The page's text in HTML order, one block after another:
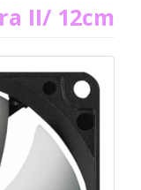
II/ 12cm